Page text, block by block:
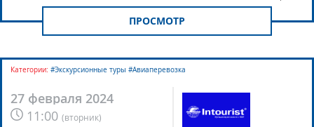
ПРОСМОТР
27 февраля 2024
11:00 (вторник)
Категории: #Экскурсионные туры #Авиаперевозка